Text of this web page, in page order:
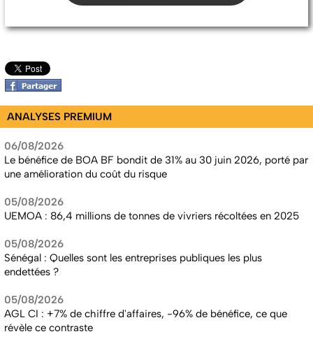
ANALYSES PREMIUM
06/08/2026
Le bénéfice de BOA BF bondit de 31% au 30 juin 2026, porté par
une amélioration du coût du risque
05/08/2026
UEMOA : 86,4 millions de tonnes de vivriers récoltées en 2025
05/08/2026
Sénégal : Quelles sont les entreprises publiques les plus
endettées ?
05/08/2026
AGL CI : +7% de chiffre d'affaires, -96% de bénéfice, ce que
révèle ce contraste